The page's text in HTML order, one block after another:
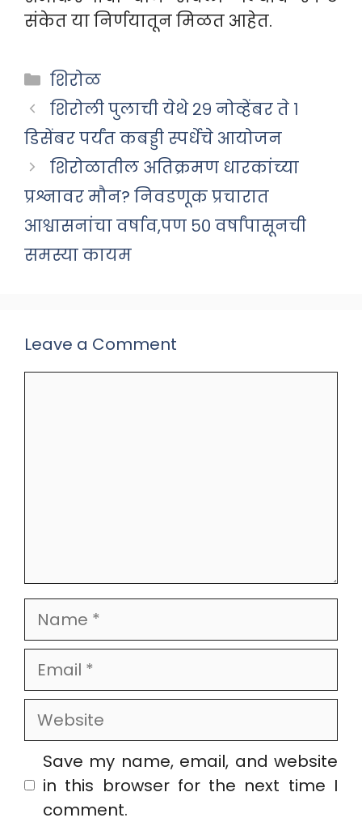
संकेत या निर्णयातून मिळत आहेत.
Categories
शिरोळ
शिरोली पुलाची येथे २९ नोव्हेंबर ते १
डिसेंबर पर्यंत कबड्डी स्पर्धेचे आयोजन
शिरोळातील अतिक्रमण धारकांच्या
प्रश्नावर मौन? निवडणूक प्रचारात
आश्वासनांचा वर्षाव,पण ५० वर्षांपासूनची
समस्या कायम
Leave a Comment
Name
Email
Website
Save my name, email, and website
in this browser for the next time I
comment.